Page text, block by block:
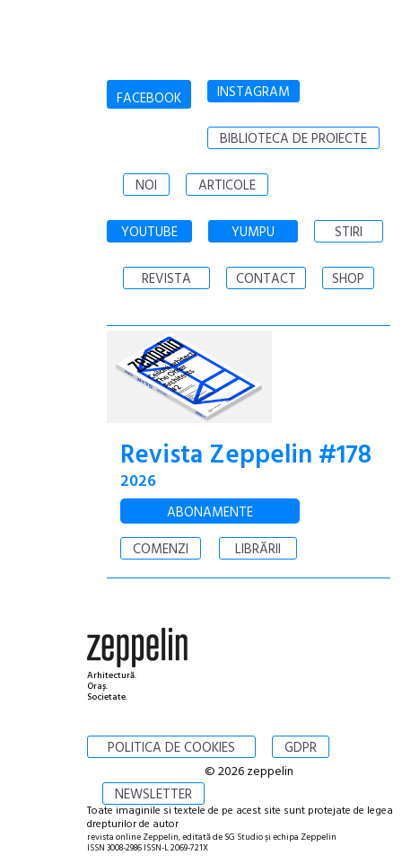
FACEBOOK INSTAGRAM
BIBLIOTECA DE PROIECTE
NOI ARTICOLE
YOUTUBE YUMPU STIRI
REVISTA CONTACT SHOP
Revista Zeppelin #178
2026
ABONAMENTE
COMENZI
LIBRĂRII
Arhitectură.
Oraș.
Societate.
POLITICA DE COOKIES GDPR
NEWSLETTER
© 2026 zeppelin
Toate imaginile si textele de pe acest site sunt protejate de legea
drepturilor de autor
revista online Zeppelin, editată de SG Studio și echipa Zeppelin
ISSN 3008-2986 ISSN-L 2069-721X